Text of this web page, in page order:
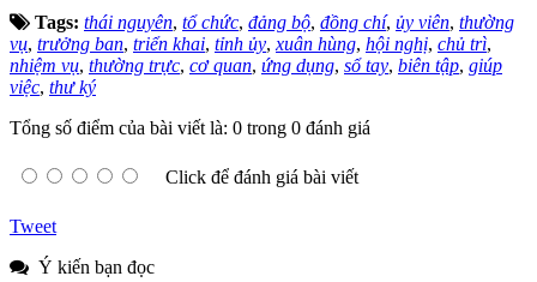
Tags: thái nguyên, tổ chức, đảng bộ, đồng chí, ủy viên, thường
vụ, trưởng ban, triển khai, tỉnh ủy,xuân hùng, hội nghị, chủ trì,
nhiệm vụ, thường trực, cơ quan, ứng dụng, sổ tay, biên tập, giúp
việc, thư ký
Tổng số điểm của bài viết là: 0 trong 0 đánh giá
Click để đánh giá bài viết
Tweet
Ý kiến bạn đọc